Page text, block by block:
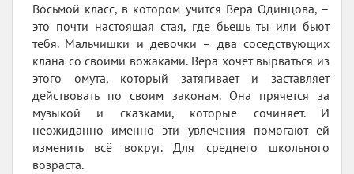
Восьмой класс, в котором учится Вера Одинцова, –
это почти настоящая стая, где бьешь ты или бьют
тебя. Мальчишки и девочки – два соседствующих
клана со своими вожаками. Вера хочет вырваться из
этого омута, который затягивает и заставляет
действовать по своим законам. Она прячется за
музыкой и сказками, которые сочиняет. И
неожиданно именно эти увлечения помогают ей
изменить всё вокруг. Для среднего школьного
возраста.